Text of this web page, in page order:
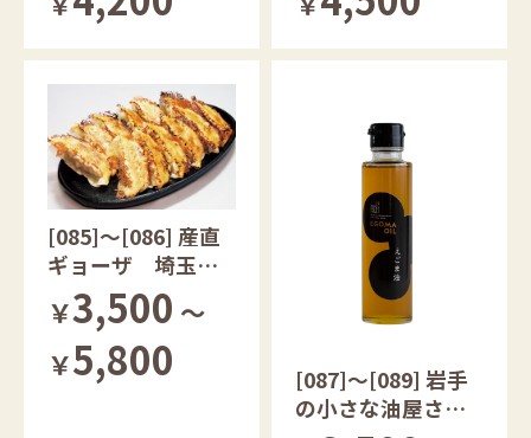
にた肉焼売
[085]～[086] 産直
ギョーザ 埼玉県
産香り豚使用
￥3,500 ～
￥5,800
[087]～[089] 岩手
の小さな油屋さん